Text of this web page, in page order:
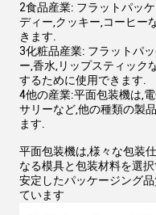
2食品産業: フラットパッ
ディー,クッキー,コーヒー
きます.
3化粧品産業: フラットパ
ー,香水,リップスティック
するために使用できます.
4他の産業:平面包装機は,
サリーなど,他の種類の製
ます.
平面包装機は,様々な包装
なる模具と包装材料を選
安定したパッケージング
ています